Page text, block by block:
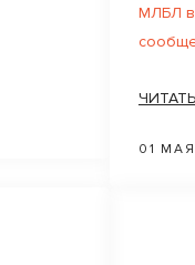
МЛБЛ в
01 МАЯ